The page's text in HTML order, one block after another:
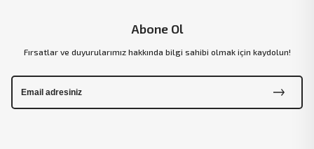
Abone Ol
Fırsatlar ve duyurularımız hakkında bilgi sahibi olmak için kaydolun!